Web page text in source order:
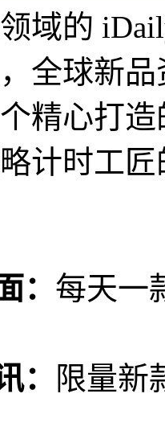
域的
全球新
精心打
计时工
： 每天一
：
限量新